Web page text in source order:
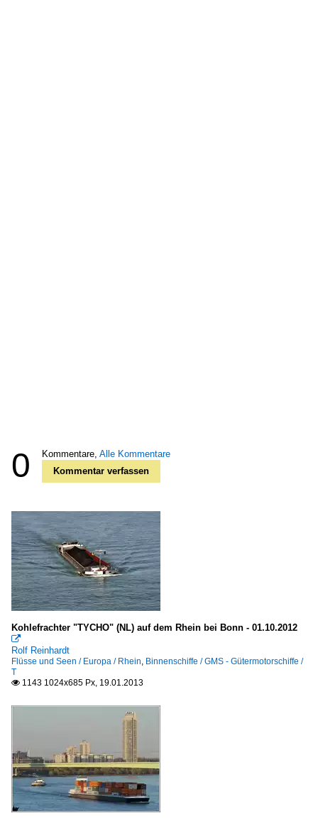
0 Kommentare, Alle Kommentare
Kommentar verfassen
Kohlefrachter "TYCHO" (NL) auf dem Rhein bei Bonn - 01.10.2012

Rolf Reinhardt
Flüsse und Seen / Europa / Rhein, Binnenschiffe / GMS - Gütermotorschiffe /
T
 1143 1024x685 Px, 19.01.2013